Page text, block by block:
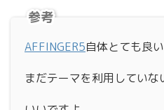
参考
AFFINGER5自体とても良
まだテーマを利用してい